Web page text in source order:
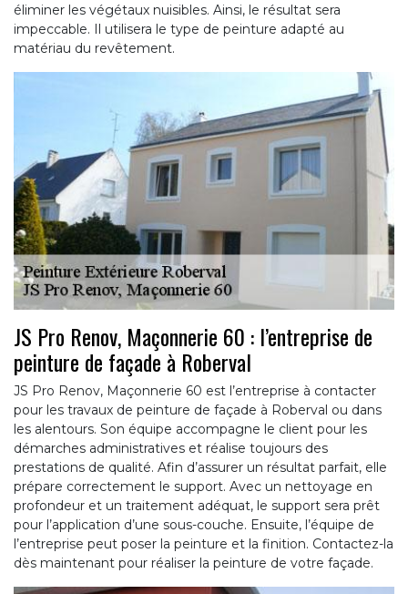
éliminer les végétaux nuisibles. Ainsi, le résultat sera
impeccable. Il utilisera le type de peinture adapté au
matériau du revêtement.
JS Pro Renov, Maçonnerie 60 : l’entreprise de
peinture de façade à Roberval
JS Pro Renov, Maçonnerie 60 est l’entreprise à contacter
pour les travaux de peinture de façade à Roberval ou dans
les alentours. Son équipe accompagne le client pour les
démarches administratives et réalise toujours des
prestations de qualité. Afin d’assurer un résultat parfait, elle
prépare correctement le support. Avec un nettoyage en
profondeur et un traitement adéquat, le support sera prêt
pour l’application d’une sous-couche. Ensuite, l’équipe de
l’entreprise peut poser la peinture et la finition. Contactez-la
dès maintenant pour réaliser la peinture de votre façade.